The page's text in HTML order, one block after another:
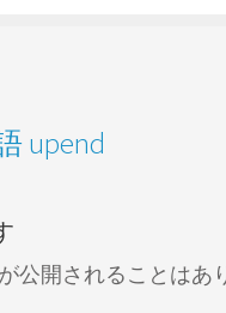
upend
公開されることはあ